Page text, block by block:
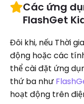
Các ứng
FlashGet
Đôi khi, nếu Thời
động hoặc các
thể cài đặt ứng
thứ ba như
hoạt động trên